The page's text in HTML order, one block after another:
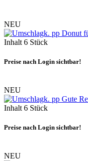
NEU
Inhalt 6 Stück
Preise nach Login sichtbar!
NEU
Inhalt 6 Stück
Preise nach Login sichtbar!
NEU